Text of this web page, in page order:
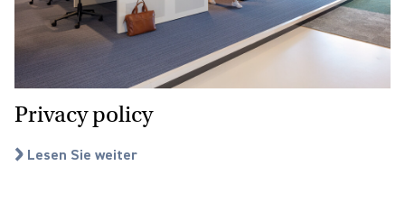
Privacy policy
Lesen Sie weiter